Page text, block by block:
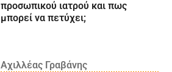
προσωπικού ιατρού και πως
μπορεί να πετύχει;
Αχιλλέας Γραβάνης